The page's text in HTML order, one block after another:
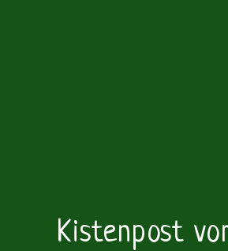
Kistenpost